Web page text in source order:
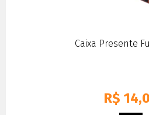
Caixa Presente
R$